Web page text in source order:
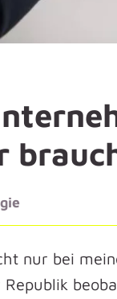
nur bei